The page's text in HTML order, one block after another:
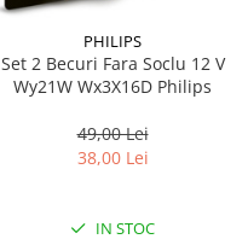
PHILIPS
Set 2 Becuri Fara Soclu 12 V
Wy21W Wx3X16D Philips
49,00 Lei
38,00 Lei
IN STOC